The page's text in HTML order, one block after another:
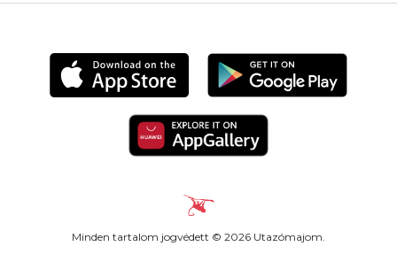
Minden tartalom jogvédett © 2026 Utazómajom.